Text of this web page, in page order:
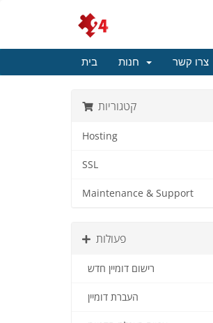
בית צרו קשר
קטגוריות
Hosting
SSL
Maintenance & Support
פעולות
רישום דומיין חדש
העברת דומיין